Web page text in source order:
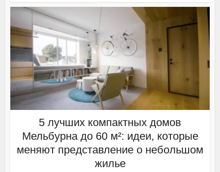
5 лучших компактных домов
Мельбурна до 60 м²: идеи, которые
меняют представление о небольшом
жилье